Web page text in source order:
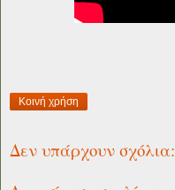
Κοινή χρήση
Δεν υπάρχουν σχόλια: